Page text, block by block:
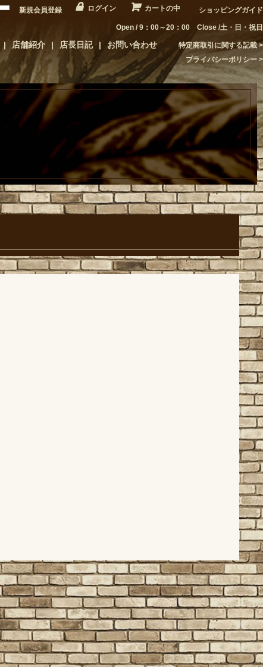
新規会員登録 ログイン カートの中 ショッピングガイド
Open / 9：00～20：00 Close /土・日・祝日
店舗紹介 店長日記 お問い合わせ
特定商取引に関する記載
プライバシーポリシー